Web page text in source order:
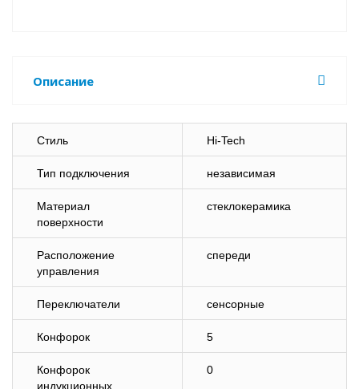
Описание
Стиль Hi-Tech
Тип подключения независимая
Материал
поверхности
стеклокерамика
Расположение
управления
спереди
Переключатели сенсорные
Конфорок 5
Конфорок
индукционных
0